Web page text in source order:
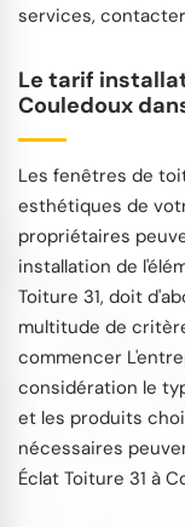
services,
Le tarif
Couledoux
Les fenêtres de
esthétiques de
propriétaires
installation de
Toiture 31, doit
multitude de
commencer
considération le
et les produits
nécessaires
Éclat Toiture 31 à